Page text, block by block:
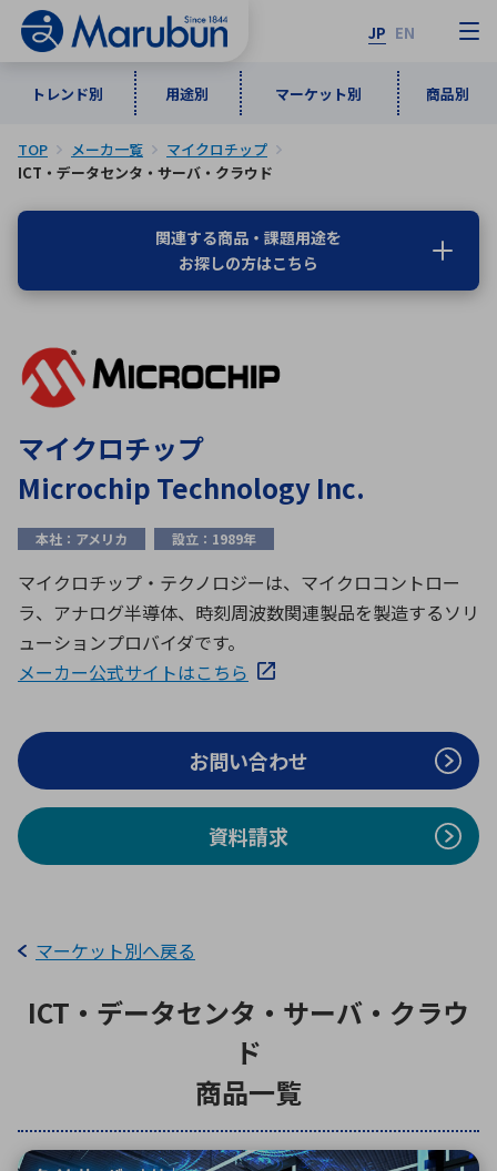
JP EN
トレンド別 用途別 マーケット別 商品別
トレンド別
インダストリアルDXソリューション
ワイヤレス給電
ロボティクス（AI）
データセンタ・クラウド
ブログ｜ここから始まる最新技術
用途別
通信・ネットワーク
計測・検出
品質管理・検査
接着・接合
レーダ・衛星通信
環境構築・開発システム
半導体・電子部品小ロット
マーケット別
自動車 産業
民生
商品別
半導体・電子部品 ソフトウェア
計測・測定・表示機器
ICTソリューション 組立・ロボティクス
レーザー・光学部品 組込コンピュータ
特定用途向け・その他 サービス
メーカ一覧
あ行 か行 さ行
た行
ら行
わ行
アルファベット順
E
F
L
M
N
Q
R
Z
検索
TOP メーカ一覧
マイクロチップ
ICT・データセンタ・サーバ・クラウド
関連する商品・課題用途を
お探しの方はこちら
マイクロチップ
Microchip Technology Inc.
本社：アメリカ 設立：1989年
マイクロチップ・テクノロジーは、マイクロコントロー
ラ、アナログ半導体、時刻周波数関連製品を製造するソリ
ューションプロバイダです。
メーカー公式サイトはこちら
お問い合わせ
資料請求
マーケット別へ戻る
ICT・データセンタ・サーバ・クラウ
ド
商品一覧